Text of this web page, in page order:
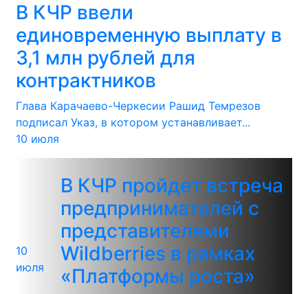
В КЧР ввели
единовременную выплату в
3,1 млн рублей для
контрактников
Глава Карачаево-Черкесии Рашид Темрезов
подписал Указ, в котором устанавливает...
10 июля
10
июля
В КЧР пройдет встреча
предпринимателей с
представителями
Wildberries в рамках
«Платформы роста»